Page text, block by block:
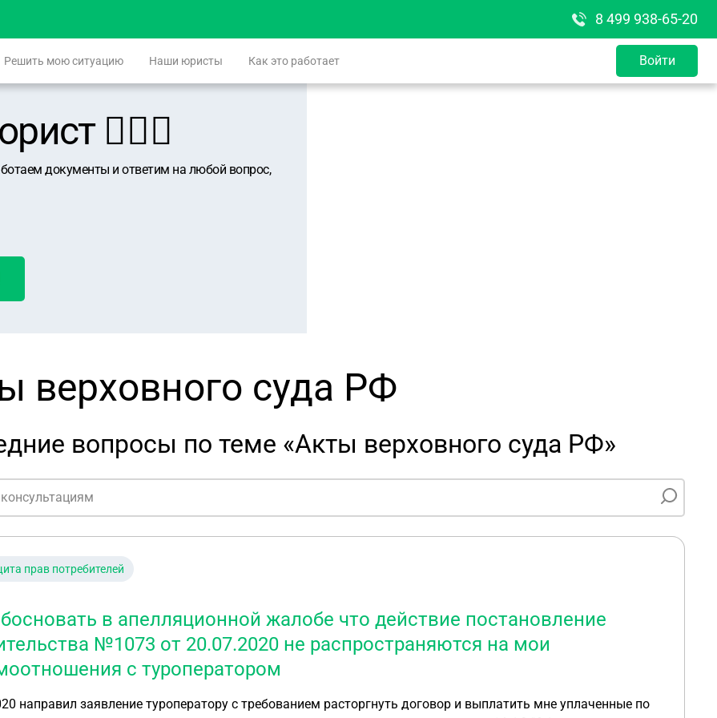
8 499 938-65-20
Решить мою ситуацию Наши юристы Как это работает Войти
👨🏻‍⚖️
документы и ответим на любой вопрос,
верховного суда РФ
вопросы по теме «Акты верховного суда РФ»
прав потребителей
в апелляционной жалобе что действие постановление
№1073 от 20.07.2020 не распространяются на мои
с туроператором
направил заявление туроператору с требованием расторгнуть договор и выплатить мне уплаченные по